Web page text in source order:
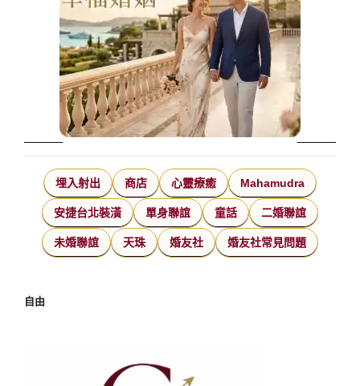
埋入射出 商店 心靈療癒 Mahamudra
安捷台北裝潢 單身聯誼 童話 二婚聯誼
未婚聯誼 天珠 婚友社 婚友社常見問題
自由